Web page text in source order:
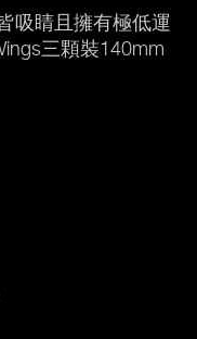
吸睛且擁有極低運
三顆裝140mm